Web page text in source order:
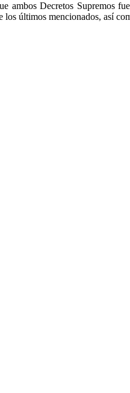
Decretos Supremos
últimos mencionados, así